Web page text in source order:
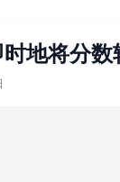
地将分数